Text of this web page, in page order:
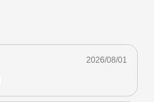
2026/08/01